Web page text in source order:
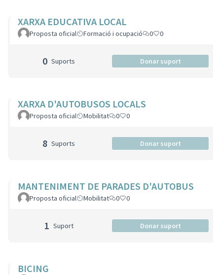
XARXA EDUCATIVA LOCAL
Proposta oficial Formació i ocupació 0 0
0 Suports Donar suport
XARXA D'AUTOBUSOS LOCALS
Proposta oficial Mobilitat 0 0
8 Suports Donar suport
MANTENIMENT DE PARADES D'AUTOBUS
Proposta oficial Mobilitat 0 0
1 Suport Donar suport
BICING